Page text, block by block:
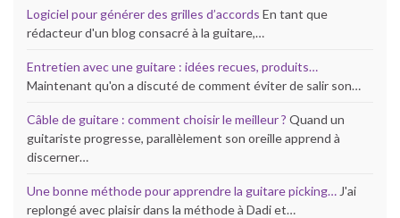
Logiciel pour générer des grilles d’accords En tant que
rédacteur d'un blog consacré à la guitare,…
Entretien avec une guitare : idées recues, produits…
Maintenant qu'on a discuté de comment éviter de salir son…
Câble de guitare : comment choisir le meilleur ? Quand un
guitariste progresse, parallèlement son oreille apprend à
discerner…
Une bonne méthode pour apprendre la guitare picking… J'ai
replongé avec plaisir dans la méthode à Dadi et…